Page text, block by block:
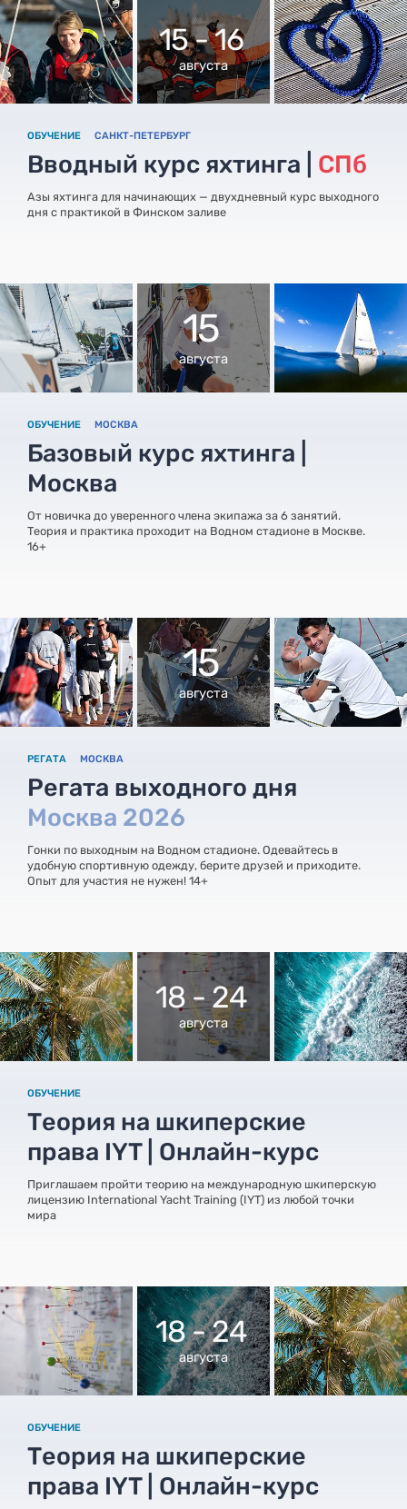
15 - 16
августа
ОБУЧЕНИЕ САНКТ-ПЕТЕРБУРГ
Вводный курс яхтинга | СПб
Азы яхтинга для начинающих — двухдневный курс выходного
дня с практикой в Финском заливе
15
августа
ОБУЧЕНИЕ МОСКВА
Базовый курс яхтинга |
Москва
От новичка до уверенного члена экипажа за 6 занятий.
Теория и практика проходит на Водном стадионе в Москве.
16+
15
августа
РЕГАТА МОСКВА
Регата выходного дня
Москва 2026
Гонки по выходным на Водном стадионе. Одевайтесь в
удобную спортивную одежду, берите друзей и приходите.
Опыт для участия не нужен! 14+
18 - 24
августа
ОБУЧЕНИЕ
Теория на шкиперские
права IYT | Онлайн-курс
Приглашаем пройти теорию на международную шкиперскую
лицензию International Yacht Training (IYT) из любой точки
мира
18 - 24
августа
ОБУЧЕНИЕ
Теория на шкиперские
права IYT | Онлайн-курс